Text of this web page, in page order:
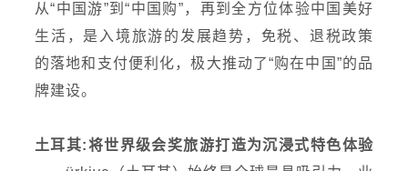
从“中国游”到“中国购”，再到全方位体验中国美好
生活，是入境旅游的发展趋势，免税、退税政策
的落地和支付便利化，极大推动了“购在中国”的品
牌建设。
土耳其:将世界级会奖旅游打造为沉浸式特色体验